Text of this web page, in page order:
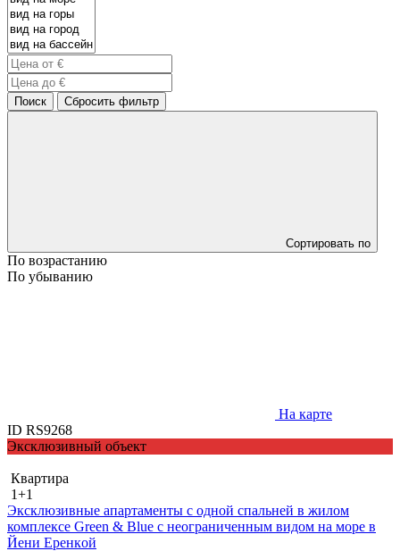
Поиск Сбросить фильтр
Сортировать по
По возрастанию
По убыванию
На карте
ID RS9268
Эксклюзивный объект
Квартира
1+1
Эксклюзивные апартаменты с одной спальней в жилом
комплексе Green & Blue с неограниченным видом на море в
Йени Еренкoй